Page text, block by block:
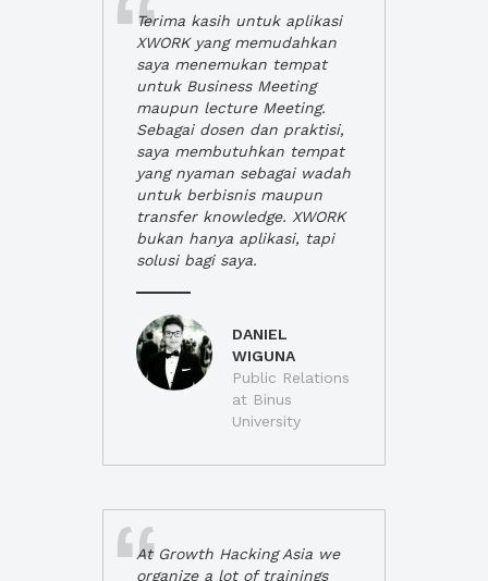
Terima kasih untuk aplikasi
XWORK yang memudahkan
saya menemukan tempat
untuk Business Meeting
maupun lecture Meeting.
Sebagai dosen dan praktisi,
saya membutuhkan tempat
yang nyaman sebagai wadah
untuk berbisnis maupun
transfer knowledge. XWORK
bukan hanya aplikasi, tapi
solusi bagi saya.
DANIEL
WIGUNA
Public Relations
at Binus
University
At Growth Hacking Asia we
organize a lot of trainings